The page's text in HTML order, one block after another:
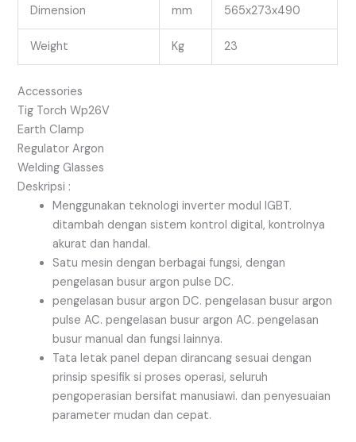
Dimension mm 565x273x490
Weight Kg 23
Accessories
Tig Torch Wp26V
Earth Clamp
Regulator Argon
Welding Glasses
Deskripsi :
Menggunakan teknologi inverter modul IGBT.
ditambah dengan sistem kontrol digital, kontrolnya
akurat dan handal.
Satu mesin dengan berbagai fungsi, dengan
pengelasan busur argon pulse DC.
pengelasan busur argon DC. pengelasan busur argon
pulse AC. pengelasan busur argon AC. pengelasan
busur manual dan fungsi lainnya.
Tata letak panel depan dirancang sesuai dengan
prinsip spesifik si proses operasi, seluruh
pengoperasian bersifat manusiawi. dan penyesuaian
parameter mudan dan cepat.